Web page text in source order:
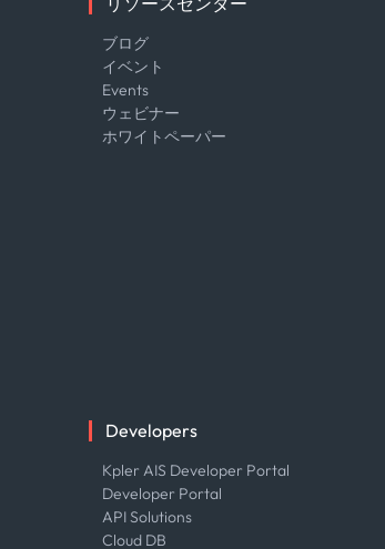
ブログ
イベント
Events
ウェビナー
ホワイトペーパー
Developers
Kpler AIS Developer Portal
Developer Portal
API Solutions
Cloud DB